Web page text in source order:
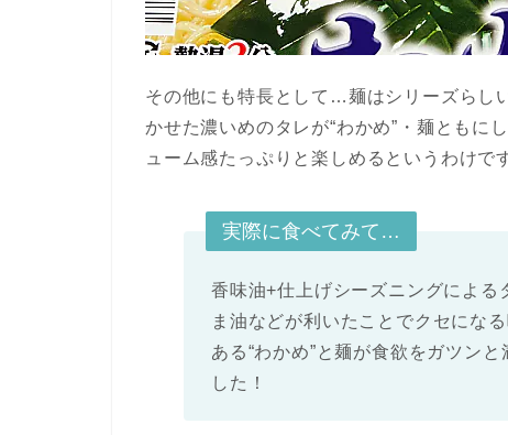
その他にも特長として…麺はシリーズらし
かせた濃いめのタレが“わかめ”・麺ともに
ューム感たっぷりと楽しめるというわけで
実際に食べてみて…
香味油+仕上げシーズニングによ
ま油などが利いたことでクセにな
ある“わかめ”と麺が食欲をガツン
した！